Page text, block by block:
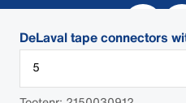
DeLaval tape connectors
5